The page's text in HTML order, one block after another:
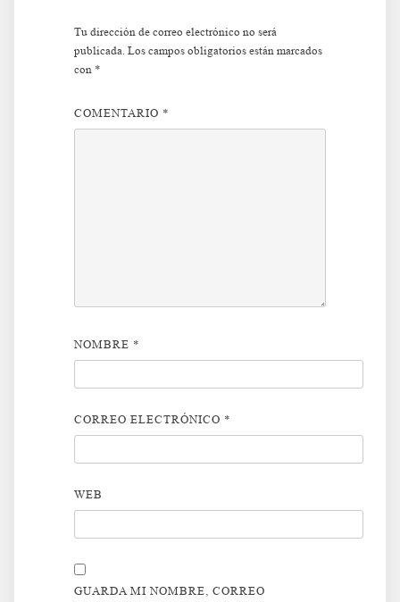
Tu dirección de correo electrónico no será
publicada. Los campos obligatorios están marcados
con *
COMENTARIO *
NOMBRE *
CORREO ELECTRÓNICO *
WEB
GUARDA MI NOMBRE, CORREO